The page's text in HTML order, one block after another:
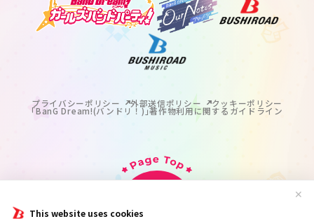
This website uses cookies
✕
プライバシーポリシー 外部送信ポリシー クッキーポリシー
｢BanG Dream!(バンドリ！)｣著作物利用に関するガイドライン